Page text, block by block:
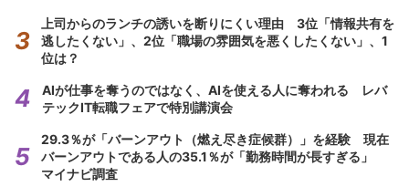
上司からのランチの誘いを断りにくい理由 3位「情報共有を
逃したくない」、2位「職場の雰囲気を悪くしたくない」、1
位は？
AIが仕事を奪うのではなく、AIを使える人に奪われる レバ
テックIT転職フェアで特別講演会
29.3％が「バーンアウト（燃え尽き症候群）」を経験 現在
バーンアウトである人の35.1％が「勤務時間が長すぎる」
マイナビ調査